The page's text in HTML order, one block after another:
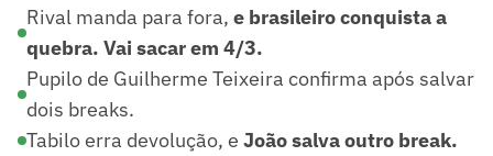
Rival manda para fora, e brasileiro conquista a
quebra. Vai sacar em 4/3.
Pupilo de Guilherme Teixeira confirma após salvar
dois breaks.
Tabilo erra devolução, e João salva outro break.